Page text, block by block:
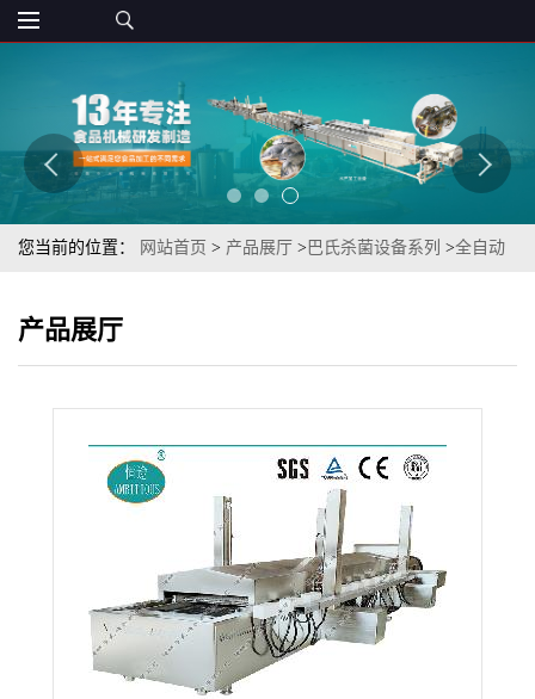
您当前的位置： 网站首页 > 产品展厅 > 巴氏杀菌设备系列 >全自动
产品展厅